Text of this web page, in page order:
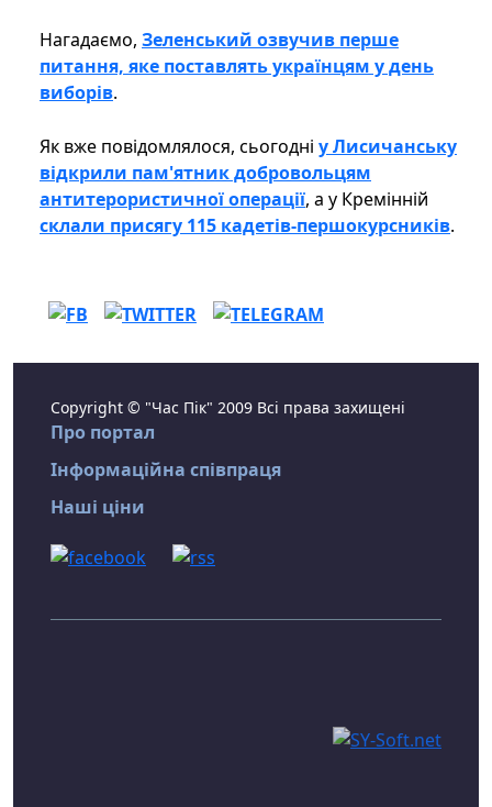
Нагадаємо, Зеленський озвучив перше
питання, яке поставлять українцям у день
виборів.
Як вже повідомлялося, сьогодні у Лисичанську
відкрили пам'ятник добровольцям
антитерористичної операції, а у Кремінній
склали присягу 115 кадетів-першокурсників.
Copyright © "Час Пік" 2009 Всі права захищені
Про портал
Інформаційна співпраця
Наші ціни